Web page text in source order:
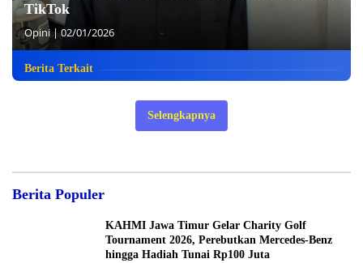
TikTok
Opini|02/01/2026
Berita Terkait
Selengkapnya
Berita Populer
KAHMI Jawa Timur Gelar Charity Golf
Tournament 2026, Perebutkan Mercedes-Benz
hingga Hadiah Tunai Rp100 Juta